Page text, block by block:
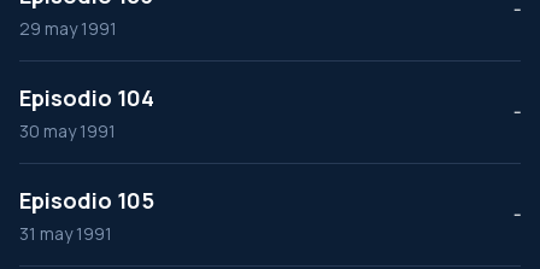
29 may 1991
--
Episodio 104
30 may 1991
--
Episodio 105
31 may 1991
--